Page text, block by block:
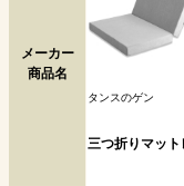
メーカー
商品名
タンスのゲン
三つ折りマット